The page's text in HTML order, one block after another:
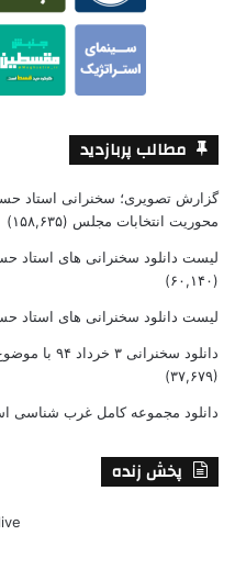
مطالب پربازدید
گزارش تصویری؛ سخنرانی استاد
محوریت انتخابات مجلس (۱۵۸,۶۳۵)
لیست دانلود سخنرانی های استاد حسن عباسی
(۶۰,۱۴۰)
لیست دانلود سخنرانی های استاد
دانلود سخنرانی ۳ خرداد ۹۴ با موضوع من ریویزیونیست‌ام، پس هستم!
(۳۷,۶۷۹)
دانلود مجموعه کامل غرب شناسی
پخش زنده